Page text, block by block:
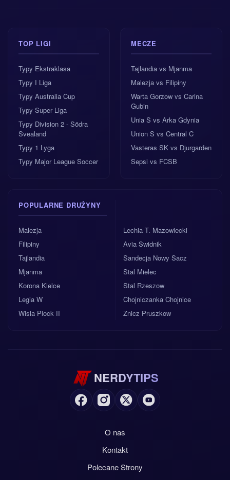
TOP LIGI
Typy Ekstraklasa
Typy I Liga
Typy Australia Cup
Typy Super Liga
Typy Division 2 - Södra
Svealand
Typy 1 Lyga
Typy Major League Soccer
MECZE
Tajlandia vs Mjanma
Malezja vs Filipiny
Warta Gorzow vs Carina
Gubin
Unia S vs Arka Gdynia
Union S vs Central C
Vasteras SK vs Djurgarden
Sepsi vs FCSB
POPULARNE DRUŻYNY
Malezja
Filipiny
Tajlandia
Mjanma
Korona Kielce
Legia W
Wisla Plock II
Lechia T. Mazowiecki
Avia Swidnik
Sandecja Nowy Sacz
Stal Mielec
Stal Rzeszow
Chojniczanka Chojnice
Znicz Pruszkow
NERDYTIPS
O nas
Kontakt
Polecane Strony